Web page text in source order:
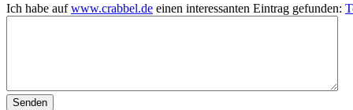
Ich habe aufwww.crabbel.de einen interessanten Eintrag gefunden: